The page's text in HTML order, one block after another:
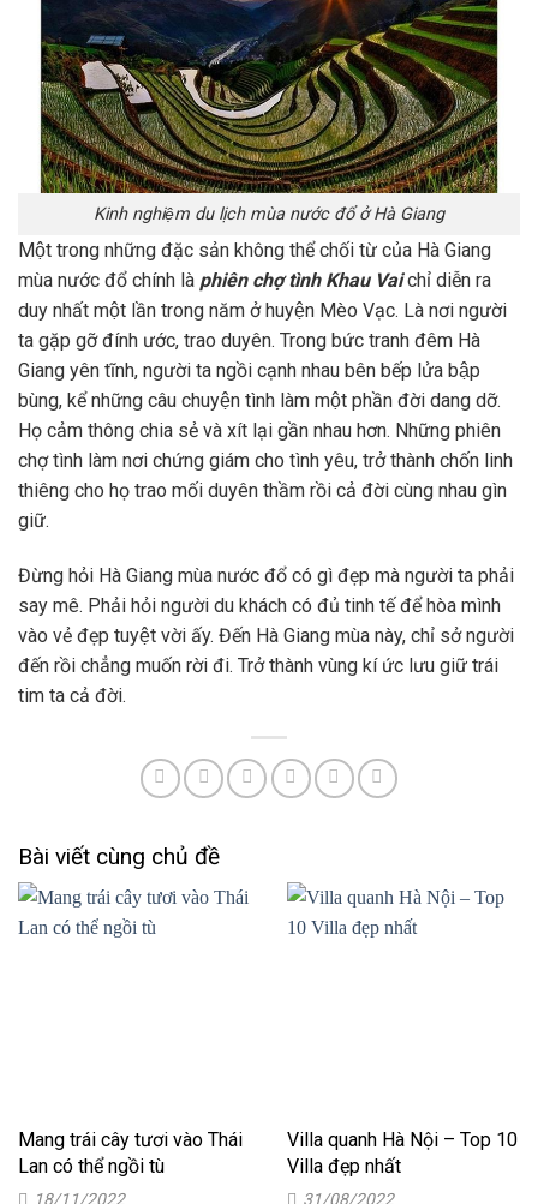
Kinh nghiệm du lịch mùa nước đổ ở Hà Giang
Một trong những đặc sản không thể chối từ của Hà Giang
mùa nước đổ chính là phiên chợ tình Khau Vaichỉ diễn ra
duy nhất một lần trong năm ở huyện Mèo Vạc. Là nơi người
ta gặp gỡ đính ước, trao duyên. Trong bức tranh đêm Hà
Giang yên tĩnh, người ta ngồi cạnh nhau bên bếp lửa bập
bùng, kể những câu chuyện tình làm một phần đời dang dỡ.
Họ cảm thông chia sẻ và xít lại gần nhau hơn. Những phiên
chợ tình làm nơi chứng giám cho tình yêu, trở thành chốn linh
thiêng cho họ trao mối duyên thầm rồi cả đời cùng nhau gìn
giữ.
Đừng hỏi Hà Giang mùa nước đổ có gì đẹp mà người ta phải
say mê. Phải hỏi người du khách có đủ tinh tế để hòa mình
vào vẻ đẹp tuyệt vời ấy. Đến Hà Giang mùa này, chỉ sở người
đến rồi chẳng muốn rời đi. Trở thành vùng kí ức lưu giữ trái
tim ta cả đời.
Bài viết cùng chủ đề
Mang trái cây tươi vào Thái
Lan có thể ngồi tù
18/11/2022
Villa quanh Hà Nội – Top 10
Villa đẹp nhất
31/08/2022